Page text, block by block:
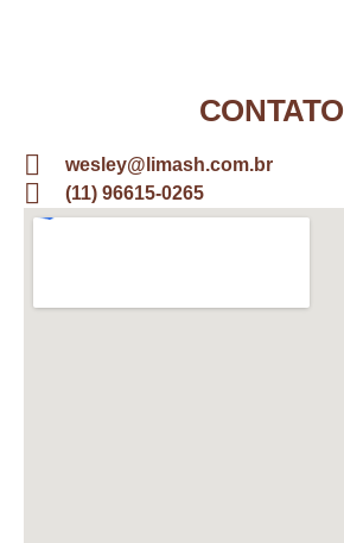
CONTATO
wesley@limash.com.br
(11) 96615-0265